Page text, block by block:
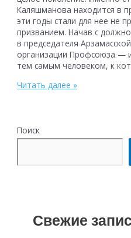
Каляшманова находится в
эти годы стали для нее не
призванием. Начав с
в председателя
организации Профсоюза —
тем самым человеком, к
Профсоюзный
Читать далее »
Поиск
Свежие